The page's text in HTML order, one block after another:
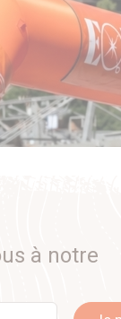
à notre